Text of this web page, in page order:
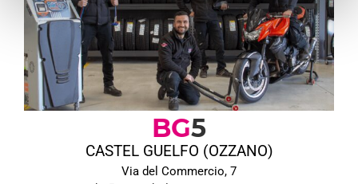
BG5
CASTEL GUELFO (OZZANO)
Via del Commercio, 7